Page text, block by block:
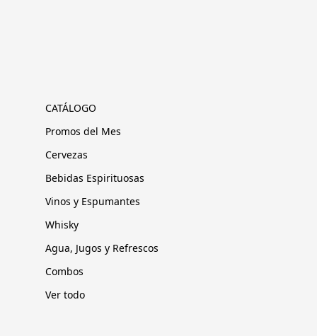
CATÁLOGO
Promos del Mes
Cervezas
Bebidas Espirituosas
Vinos y Espumantes
Whisky
Agua, Jugos y Refrescos
Combos
Ver todo